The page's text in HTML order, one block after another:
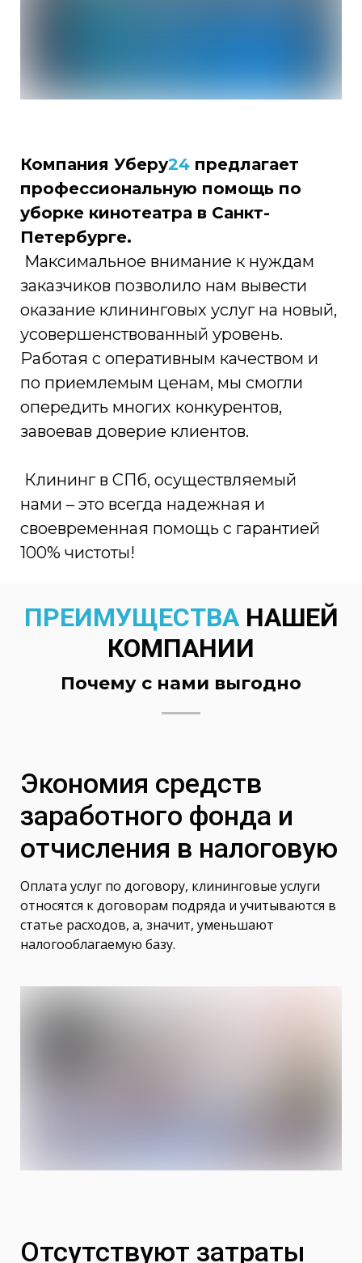
Компания Уберу24 предлагает
профессиональную помощь по
уборке кинотеатра в Санкт-
Петербурге.
Максимальное внимание к нуждам
заказчиков позволило нам вывести
оказание клининговых услуг на новый,
усовершенствованный уровень.
Работая с оперативным качеством и
по приемлемым ценам, мы смогли
опередить многих конкурентов,
завоевав доверие клиентов.
Клининг в СПб, осуществляемый
нами – это всегда надежная и
своевременная помощь с гарантией
100% чистоты!
ПРЕИМУЩЕСТВАНАШЕЙ
КОМПАНИИ
Почему с нами выгодно
Экономия средств
заработного фонда и
отчисления в налоговую
Оплата услуг по договору, клининговые услуги
относятся к договорам подряда и учитываются в
статье расходов, а, значит, уменьшают
налогооблагаемую базу.
Отсутствуют затраты